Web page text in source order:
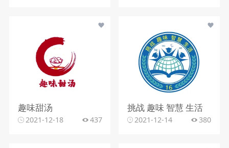
趣味甜汤
2021-12-18 437
挑战 趣味 智慧 生活
2021-12-14 380